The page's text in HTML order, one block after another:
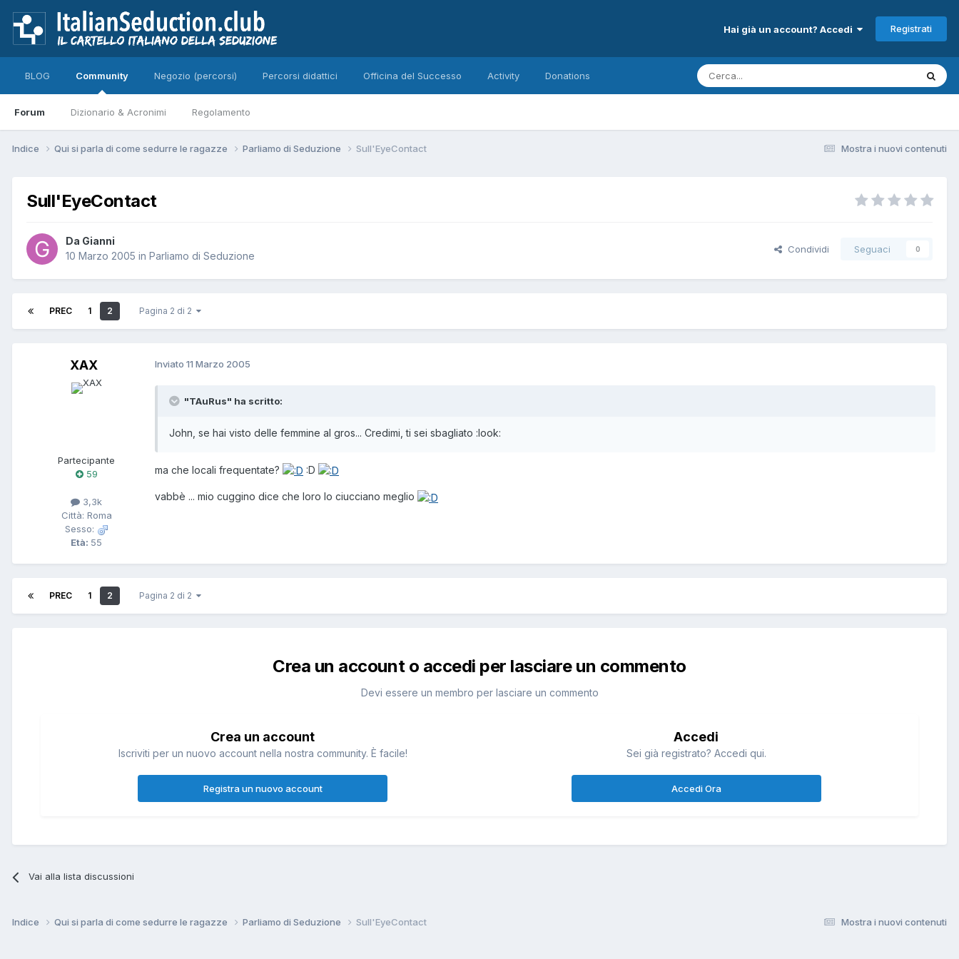
Hai già un account? Accedi Registrati
BLOG Community
Forum Dizionario & Acronimi Regolamento
Negozio (percorsi) Percorsi didattici Officina del Successo Activity Donations
Mostra i nuovi contenuti
Indice Qui si parla di come sedurre le ragazze Parliamo di Seduzione Sull'EyeContact
Sull'EyeContact
Da Gianni
10 Marzo 2005 in Parliamo di Seduzione
Condividi Seguaci 0
PREC 1 2 Pagina 2 di 2
XAX
Partecipante
59
3,3k
Città: Roma
Sesso:
Età: 55
Inviato 11 Marzo 2005
"TAuRus" ha scritto:
John, se hai visto delle femmine al gros... Credimi, ti sei sbagliato :look:
ma che locali frequentate? :D
vabbè ... mio cuggino dice che loro lo ciucciano meglio
PREC 1 2 Pagina 2 di 2
Crea un account o accedi per lasciare un commento
Devi essere un membro per lasciare un commento
Crea un account
Iscriviti per un nuovo account nella nostra community. È facile!
Registra un nuovo account
Accedi
Sei già registrato? Accedi qui.
Accedi Ora
Vai alla lista discussioni
Mostra i nuovi contenuti
Indice Qui si parla di come sedurre le ragazze Parliamo di Seduzione Sull'EyeContact